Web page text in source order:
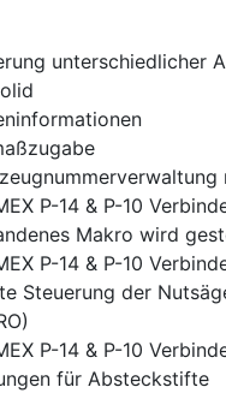
unterschiedlicher
P-14 & P-10
Makro wird
P-14 & P-10
Steuerung der
P-14 & P-10
für Absteckstifte